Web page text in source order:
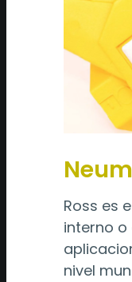
Ross es
interno o
nivel